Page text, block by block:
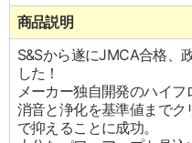
商品説明
S&Sから遂にJMCA合格、
した！
メーカー独自開発のハイ
消音と浄化を基準値までク
で抑えることに成功。